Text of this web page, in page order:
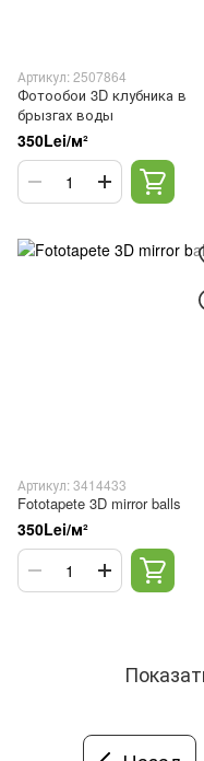
Артикул: 2507864
Фотообои 3D клубника в
брызгах воды
350Lei/м²
Артикул: 3414433
Fototapete 3D mirror balls
350Lei/м²